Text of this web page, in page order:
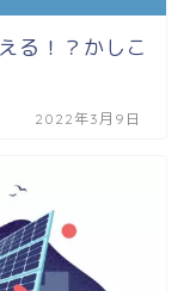
る！？かしこ
2022年3月9日